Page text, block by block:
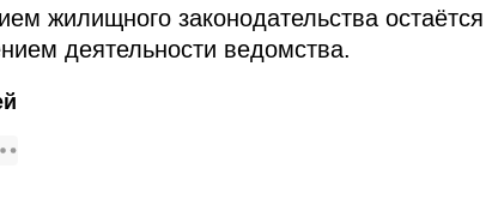
жилищного законодательства остаётся
деятельности ведомства.